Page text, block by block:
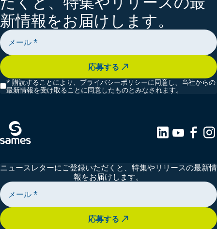
新情報をお届けします。
応募する
* 購読することにより、プライバシーポリシーに同意し、当社からの
最新情報を受け取ることに同意したものとみなされます。
ニュースレターにご登録いただくと、特集やリリースの最新情
報をお届けします。
応募する